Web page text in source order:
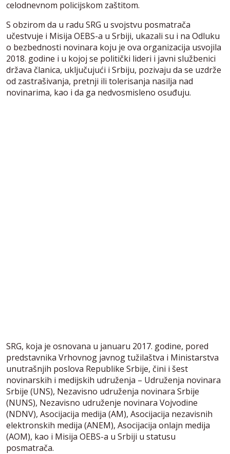
celodnevnom policijskom zaštitom.
S obzirom da u radu SRG u svojstvu posmatrača
učestvuje i Misija OEBS-a u Srbiji, ukazali su i na Odluku
o bezbednosti novinara koju je ova organizacija usvojila
2018. godine i u kojoj se politički lideri i javni službenici
država članica, uključujući i Srbiju, pozivaju da se uzdrže
od zastrašivanja, pretnji ili tolerisanja nasilja nad
novinarima, kao i da ga nedvosmisleno osuđuju.
SRG, koja je osnovana u januaru 2017. godine, pored
predstavnika Vrhovnog javnog tužilaštva i Ministarstva
unutrašnjih poslova Republike Srbije, čini i šest
novinarskih i medijskih udruženja – Udruženja novinara
Srbije (UNS), Nezavisno udruženja novinara Srbije
(NUNS), Nezavisno udruženje novinara Vojvodine
(NDNV), Asocijacija medija (AM), Asocijacija nezavisnih
elektronskih medija (ANEM), Asocijacija onlajn medija
(AOM), kao i Misija OEBS-a u Srbiji u statusu
posmatrača.